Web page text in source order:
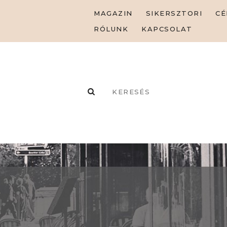
MAGAZIN SIKERSZTORI
RÓLUNK
KAPCSOLAT